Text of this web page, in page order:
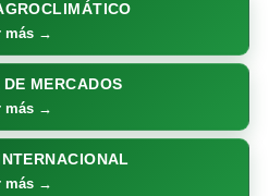
más →
DE MERCADOS
más →
más →